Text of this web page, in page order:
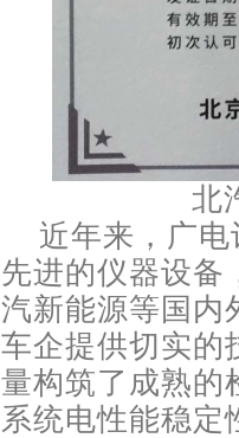
北
近年来，广电
先进的仪器设备
汽新能源等国内
车企提供切实的
量构筑了成熟的
系统电性能稳定